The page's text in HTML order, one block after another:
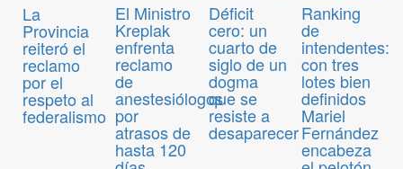
La
Provincia
reiteró el
reclamo
por el
respeto al
federalismo
El Ministro
Kreplak
enfrenta
reclamo
de
anestesiólogos
por
atrasos de
hasta 120
Déficit
cero: un
cuarto de
siglo de un
dogma
que se
resiste a
desaparecer
Ranking
de
intendentes:
con tres
lotes bien
definidos
Mariel
Fernández
encabeza